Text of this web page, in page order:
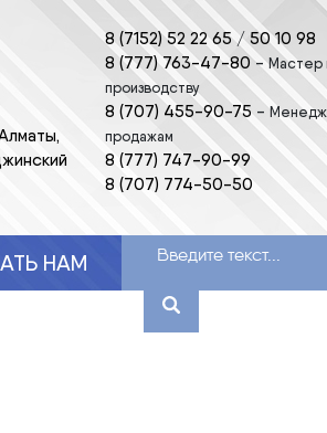
8 (7152) 52 22 65/50 10 98
8 (777) 763-47-80-Мастер
производству
8 (707) 455-90-75-
продажам
8 (777) 747-90-99
8 (707) 774-50-50
НАМ